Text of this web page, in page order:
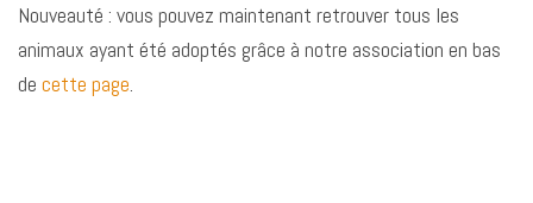
Nouveauté : vous pouvez maintenant retrouver tous les
animaux ayant été adoptés grâce à notre association en bas
de cette page.